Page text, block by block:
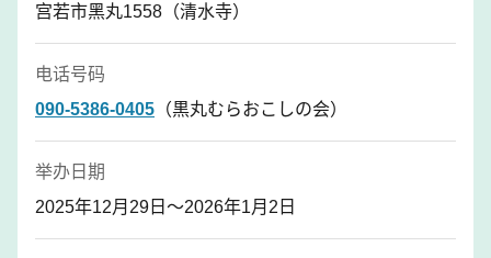
宫若市黑丸1558（清水寺）
电话号码
090-5386-0405 （黒丸むらおこしの会）
举办日期
2025年12月29日～2026年1月2日